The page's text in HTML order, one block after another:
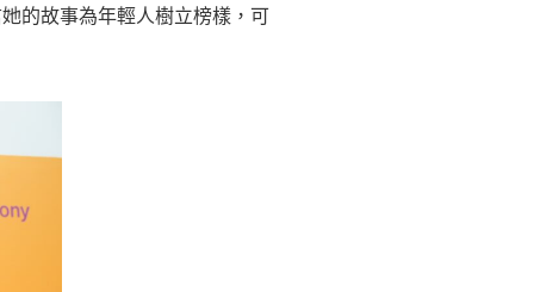
的故事為年輕人樹立榜樣，可